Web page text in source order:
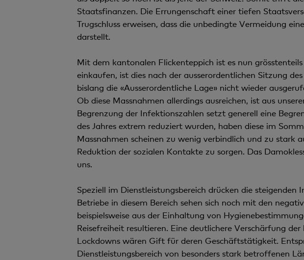
Staatsfinanzen. Die Errungenschaft einer tiefen
Trugschluss erweisen, dass die unbedingte Vermeidung
darstellt.
Mit dem kantonalen Flickenteppich ist es nun
einkaufen, ist dies nach der ausserordentlichen Sitzung
bislang die «Ausserordentliche Lage» nicht wieder
Ob diese Massnahmen allerdings ausreichen, ist aus
Begrenzung der Infektionszahlen setzt generell eine
des Jahres extrem reduziert wurden, haben diese im
Massnahmen scheinen zu wenig verbindlich und zu
Reduktion der sozialen Kontakte zu sorgen. Das
uns.
Speziell im Dienstleistungsbereich drücken die
Betriebe in diesem Bereich sehen sich noch mit den
beispielsweise aus der Einhaltung von
Reisefreiheit resultieren. Eine deutlichere Verschärfung
Lockdowns wären Gift für deren Geschäftstätigkeit.
Dienstleistungsbereich von besonders stark betroffenen